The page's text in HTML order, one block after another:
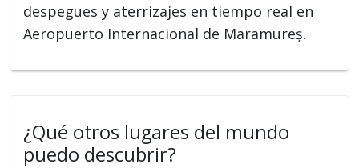
despegues y aterrizajes en tiempo real en
Aeropuerto Internacional de Maramureș.
¿Qué otros lugares del mundo
puedo descubrir?